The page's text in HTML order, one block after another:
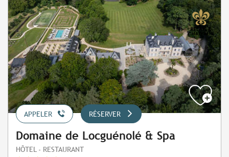
APPELER RÉSERVER
Domaine de Locguénolé & Spa
HÔTEL - RESTAURANT